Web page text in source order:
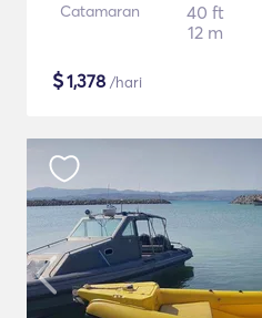
Catamaran
40 ft
12 m
$1,378 /hari